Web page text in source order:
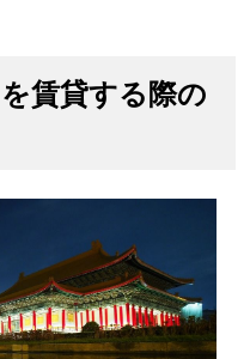
賃貸する際の